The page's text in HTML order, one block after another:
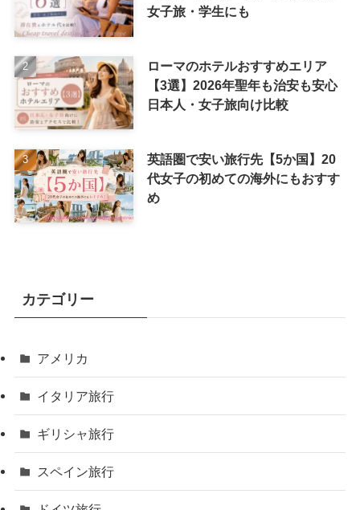
女子旅・学生にも
ローマのホテルおすすめエリア
【3選】2026年聖年も治安も安心
日本人・女子旅向け比較
英語圏で安い旅行先【5か国】20
代女子の初めての海外にもおすす
め
カテゴリー
アメリカ
イタリア旅行
ギリシャ旅行
スペイン旅行